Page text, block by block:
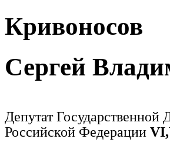
Кривоносов
Сергей
Депутат
Российской Федерации